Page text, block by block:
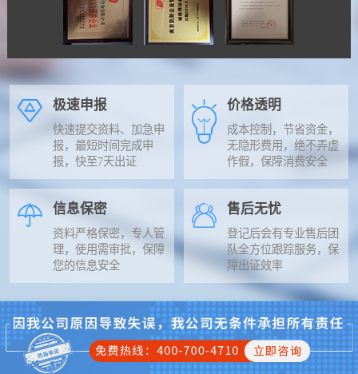
极速申报
快速提交资料、加急申
报，最短时间完成申
报，快至7天出证
价格透明
成本控制，节省资金，
无隐形费用，绝不弄虚
作假，保障消费安全
信息保密
资料严格保密，专人管
理，使用需审批，保障
您的信息安全
售后无忧
登记后会有专业售后团
队全方位跟踪服务，保
障出证效率